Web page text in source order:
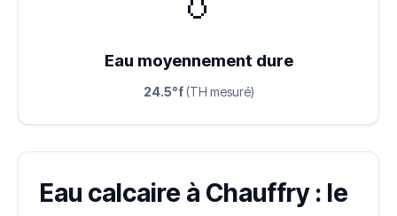
Eau moyennement dure
24.5°f(TH mesuré)
Eau calcaire à Chauffry : le